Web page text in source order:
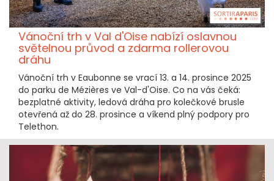
Vánoční trh v Val d'Oise nabízí oslavnou
světelnou průvod a zdarma rollerovou
dráhu
Vánoční trh v Eaubonne se vrací 13. a 14. prosince 2025
do parku de Mézières ve Val-d'Oise. Co na vás čeká:
bezplatné aktivity, ledová dráha pro kolečkové brusle
otevřená až do 28. prosince a víkend plný podpory pro
Telethon.